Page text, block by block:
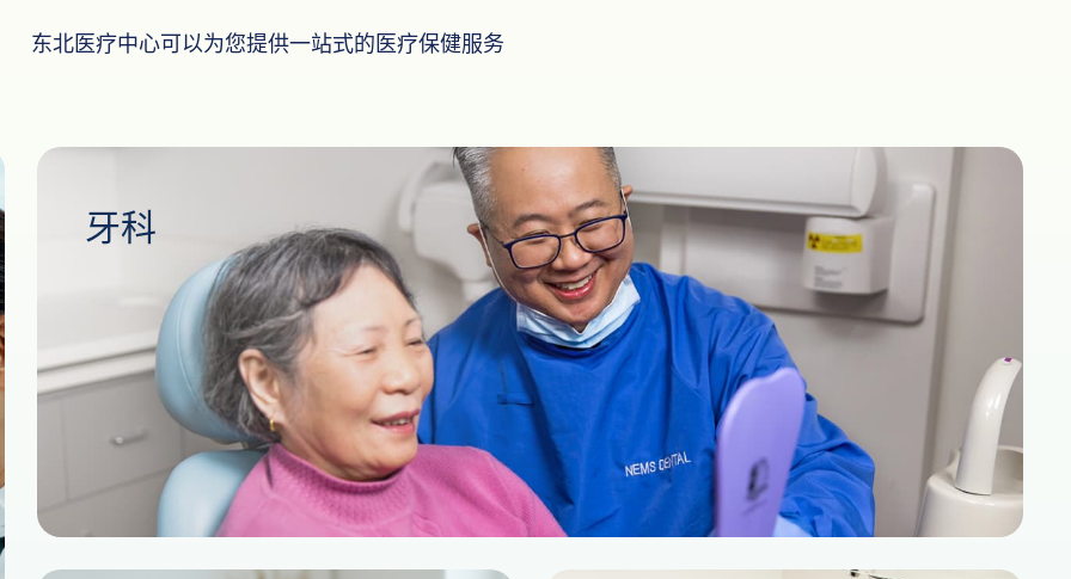
东北医疗中心可以为您提供一站式的医疗保健服务
牙科